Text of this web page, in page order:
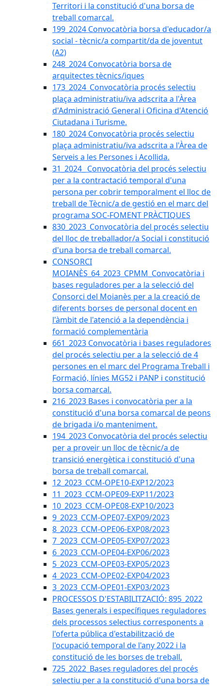
Territori i la constitució d'una borsa de
treball comarcal.
199_2024 Convocatòria borsa d'educador/a
social - tècnic/a compartit/da de joventut
(A2)
248_2024 Convocatòria borsa de
arquitectes tècnics/iques
173_2024_Convocatòria procés selectiu
plaça administratiu/iva adscrita a l'Àrea
d'Administració General i Oficina d'Atenció
Ciutadana i Turisme.
180_2024 Convocatòria procés selectiu
plaça administratiu/iva adscrita a l'Àrea de
Serveis a les Persones i Acollida.
31_2024_ Convocatòria del procés selectiu
per a la contractació temporal d'una
persona per cobrir temporalment el lloc de
treball de Tècnic/a de gestió en el marc del
programa SOC-FOMENT PRÀCTIQUES
830_2023_Convocatòria del procés selectiu
del lloc de treballador/a Social i constitució
d'una borsa de treball comarcal.
CONSORCI
MOIANÈS_64_2023_CPMM_Convocatòria i
bases reguladores per a la selecció del
Consorci del Moianès per a la creació de
diferents borses de personal docent en
l'àmbit de l'atenció a la dependència i
formació complementària
661_2023 Convocatòria i bases reguladores
del procés selectiu per a la selecció de 4
persones en el marc del Programa Treball i
Formació, línies MG52 i PANP i constitució
borsa comarcal.
216_2023 Bases i convocatòria per a la
constitució d'una borsa comarcal de peons
de brigada i/o manteniment.
194_2023 Convocatòria del procés selectiu
per a proveir un lloc de tècnic/a de
transició energètica i constitució d'una
borsa de treball comarcal.
12_2023_CCM-OPE10-EXP12/2023
11_2023_CCM-OPE09-EXP11/2023
10_2023_CCM-OPE08-EXP10/2023
9_2023_CCM-OPE07-EXP09/2023
8_2023_CCM-OPE06-EXP08/2023
7_2023_CCM-OPE05-EXP07/2023
6_2023_CCM-OPE04-EXP06/2023
5_2023_CCM-OPE03-EXP05/2023
4_2023_CCM-OPE02-EXP04/2023
3_2023_CCM-OPE01-EXP03/2023
PROCESSOS D'ESTABILITZACIÓ: 895_2022
Bases generals i específiques reguladores
dels processos selectius corresponents a
l'oferta pública d'estabilització de
l'ocupació temporal de l'any 2022 i la
constitució de les borses de treball.
725_2022_Bases reguladores del procés
selectiu per a la constitució d'una borsa de